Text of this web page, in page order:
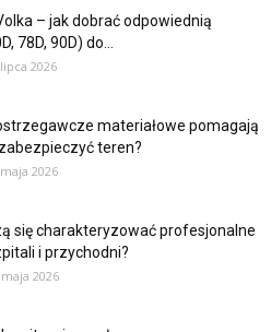
– jak dobrać odpowiednią
78D, 90D) do...
2026
materiałowe pomagają
teren?
2026
się charakteryzować profesjonalne
i przychodni?
2026